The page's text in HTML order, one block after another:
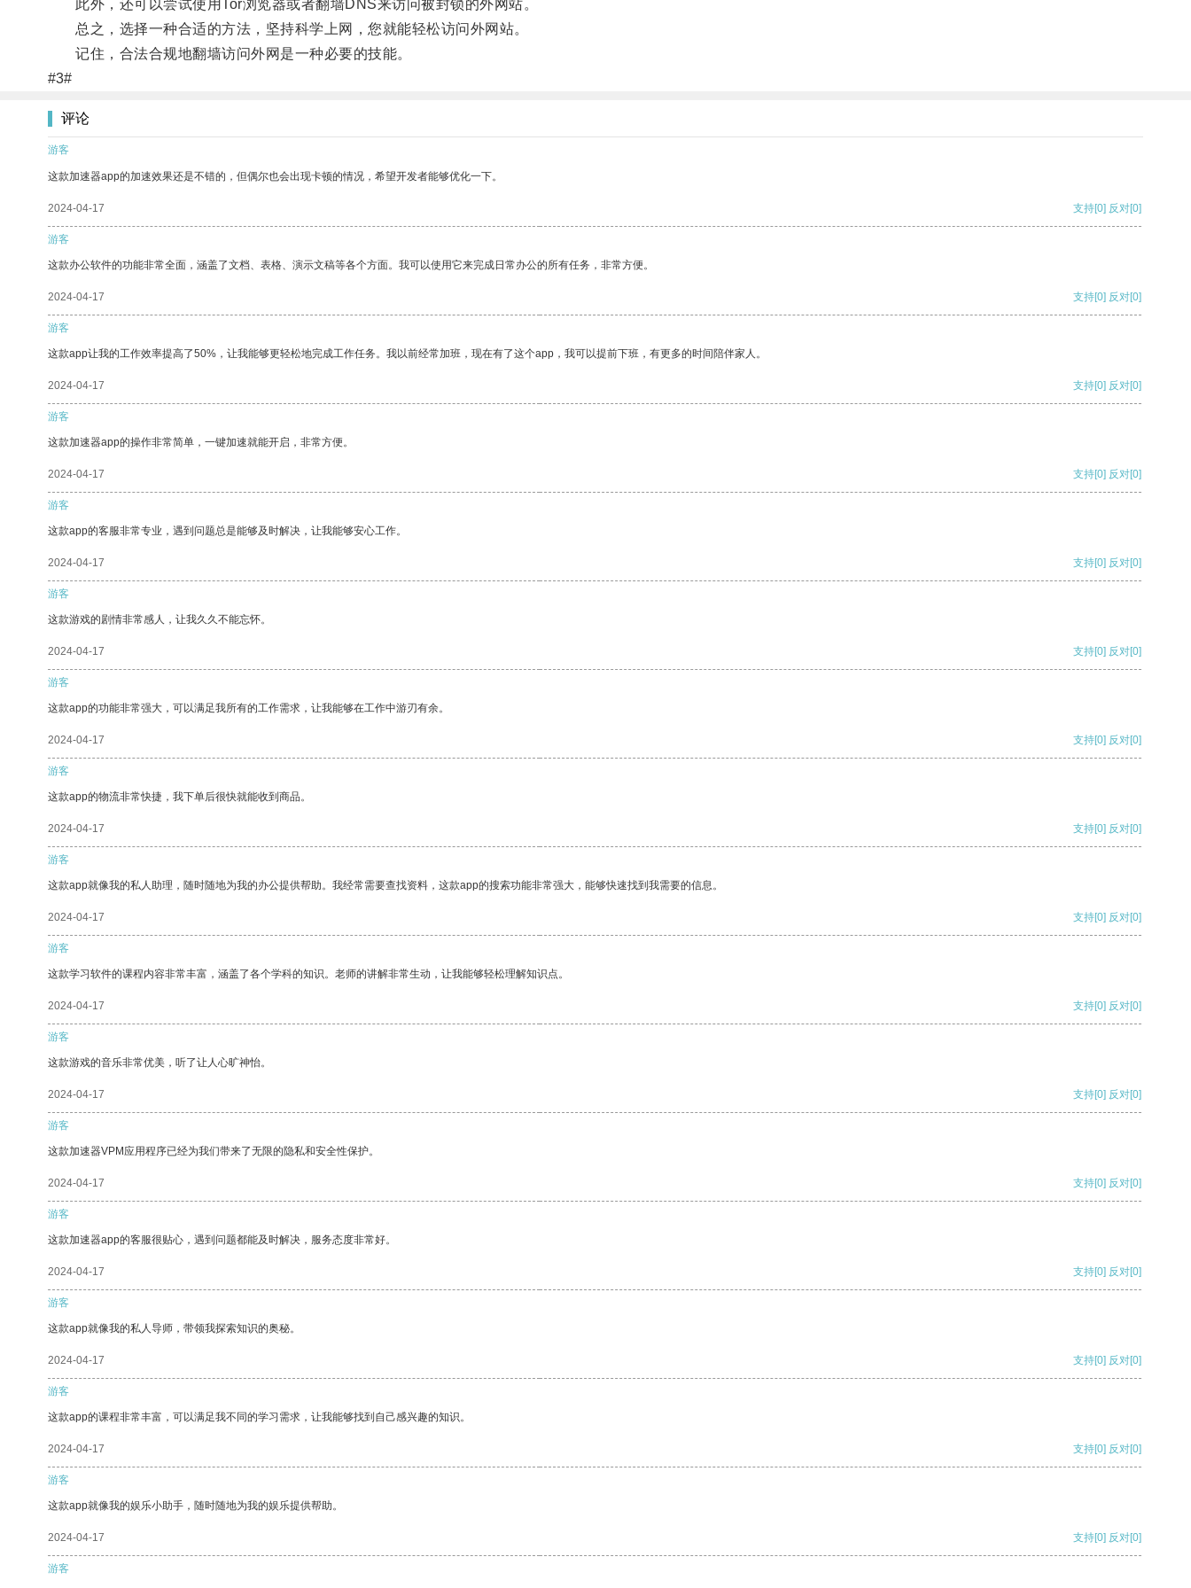
此外，还可以尝试使用Tor浏览器或者翻墙DNS来访问被封锁的外网站。
总之，选择一种合适的方法，坚持科学上网，您就能轻松访问外网站。
记住，合法合规地翻墙访问外网是一种必要的技能。
#3#
评论
游客
这款加速器app的加速效果还是不错的，但偶尔也会出现卡顿的情况，希望开发者能够优化一下。
2024-04-17 支持[0] 反对[0]
游客
这款办公软件的功能非常全面，涵盖了文档、表格、演示文稿等各个方面。我可以使用它来完成日常办公的所有任务，非常方便。
2024-04-17 支持[0] 反对[0]
游客
这款app让我的工作效率提高了50%，让我能够更轻松地完成工作任务。我以前经常加班，现在有了这个app，我可以提前下班，有更多的时间陪伴家人。
2024-04-17 支持[0] 反对[0]
游客
这款加速器app的操作非常简单，一键加速就能开启，非常方便。
2024-04-17 支持[0] 反对[0]
游客
这款app的客服非常专业，遇到问题总是能够及时解决，让我能够安心工作。
2024-04-17 支持[0] 反对[0]
游客
这款游戏的剧情非常感人，让我久久不能忘怀。
2024-04-17 支持[0] 反对[0]
游客
这款app的功能非常强大，可以满足我所有的工作需求，让我能够在工作中游刃有余。
2024-04-17 支持[0] 反对[0]
游客
这款app的物流非常快捷，我下单后很快就能收到商品。
2024-04-17 支持[0] 反对[0]
游客
这款app就像我的私人助理，随时随地为我的办公提供帮助。我经常需要查找资料，这款app的搜索功能非常强大，能够快速找到我需要的信息。
2024-04-17 支持[0] 反对[0]
游客
这款学习软件的课程内容非常丰富，涵盖了各个学科的知识。老师的讲解非常生动，让我能够轻松理解知识点。
2024-04-17 支持[0] 反对[0]
游客
这款游戏的音乐非常优美，听了让人心旷神怡。
2024-04-17 支持[0] 反对[0]
游客
这款加速器VPM应用程序已经为我们带来了无限的隐私和安全性保护。
2024-04-17 支持[0] 反对[0]
游客
这款加速器app的客服很贴心，遇到问题都能及时解决，服务态度非常好。
2024-04-17 支持[0] 反对[0]
游客
这款app就像我的私人导师，带领我探索知识的奥秘。
2024-04-17 支持[0] 反对[0]
游客
这款app的课程非常丰富，可以满足我不同的学习需求，让我能够找到自己感兴趣的知识。
2024-04-17 支持[0] 反对[0]
游客
这款app就像我的娱乐小助手，随时随地为我的娱乐提供帮助。
2024-04-17 支持[0] 反对[0]
游客